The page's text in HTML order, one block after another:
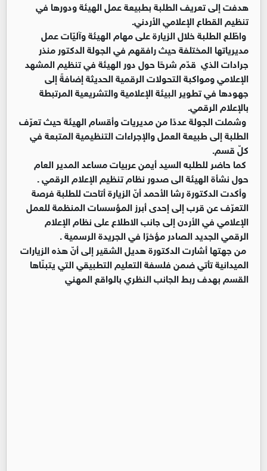
هدفت إلى تعريف الطلبة بطبيعة عمل الهيئة ودورها في
تنظيم القطاع الإعلامي الأردني.
واطّلع الطلبة خلال الزيارة على مهام الهيئة وآليّات عمل
مديرياتها المختلفة حيث رافقهم في الجولة الدكتور منذر
جرادات الذي قدّم شرحًا حول دور الهيئة في تنظيم المشهد
الإعلامي ومواكبة التحولات الرقمية الحديثة إضافةً إلى
جهودها في تطوير البيئة الإعلامية والتشريعية المرتبطة
بالإعلام الرقمي.
وشملت الجولة عددًا من مديريات وأقسام الهيئة حيث تعرّف
الطلبة إلى طبيعة العمل والإجراءات التنظيمية المتبعة في
كلّ قسم.
كما حاضر للطلبه السيد أيمن عربيات مساعد المدير العام
حول نشأة الهيئة الى صدور نظام تنظيم الإعلام الرقمي .
وأكدت الدكتورة رشا الأحمد أنّ الزيارة أتاحت للطلبة فرصة
التعرّف عن قرب إلى إحدى أبرز المؤسسات المنظمة للعمل
الإعلامي في الأردن إلى جانب الاطلاع على نظام الإعلام
الرقمي الجديد الصادر مؤخرًا في الجريدة الرسمية .
من جهتها أشارت الدكتورة هديل الشقير إلى أنّ هذه الزيارات
الميدانية تأتي ضمن فلسفة التعليم التطبيقي التي يتبنّاها
القسم بهدف ربط الجانب النظري بالواقع المهني